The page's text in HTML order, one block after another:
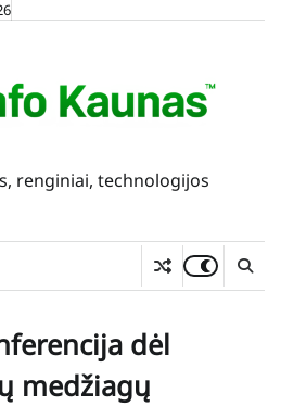
renginiai, technologijos
dėl
medžiagų